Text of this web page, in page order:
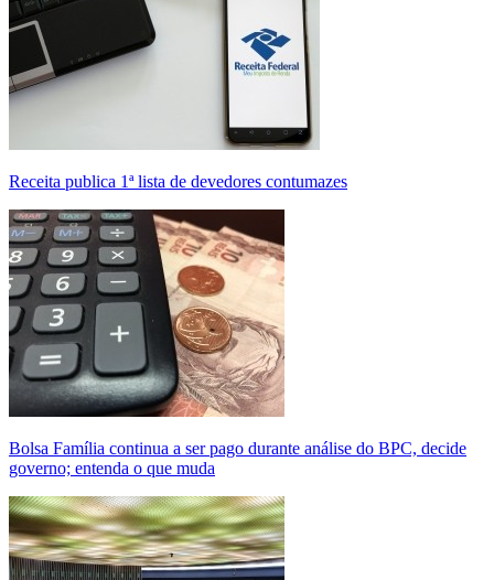
Receita publica 1ª lista de devedores contumazes
Bolsa Família continua a ser pago durante análise do BPC, decide
governo; entenda o que muda